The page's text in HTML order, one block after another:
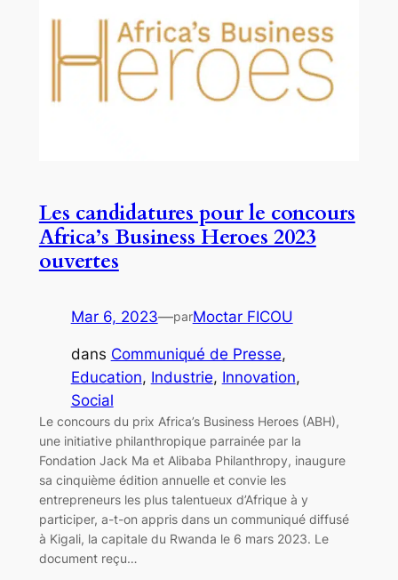
Les candidatures pour le concours
Africa’s Business Heroes 2023
ouvertes
Mar 6, 2023—parMoctar FICOU
dans Communiqué de Presse
Education, Industrie, Innovation
Social
Le concours du prix Africa’s Business Heroes (ABH),
une initiative philanthropique parrainée par la
Fondation Jack Ma et Alibaba Philanthropy, inaugure
sa cinquième édition annuelle et convie les
entrepreneurs les plus talentueux d’Afrique à y
participer, a-t-on appris dans un communiqué diffusé
à Kigali, la capitale du Rwanda le 6 mars 2023. Le
document reçu…